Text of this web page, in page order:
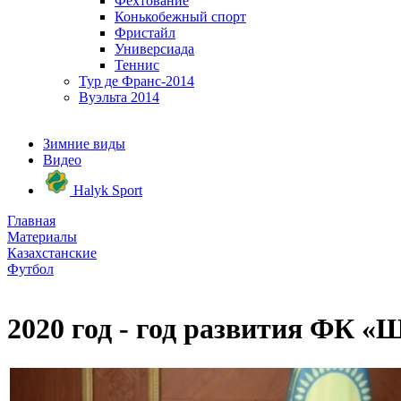
Конькобежный спорт
Фристайл
Универсиада
Теннис
Тур де Франс-2014
Вуэльта 2014
Зимние виды
Видео
Halyk Sport
Главная
Материалы
Казахстанские
Футбол
2020 год - год развития ФК